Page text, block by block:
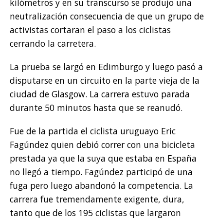
neutralización consecuencia de que un grupo de
activistas cortaran el paso a los ciclistas
cerrando la carretera.
La prueba se largó en Edimburgo y luego pasó a
disputarse en un circuito en la parte vieja de la
ciudad de Glasgow. La carrera estuvo parada
durante 50 minutos hasta que se reanudó.
Fue de la partida el ciclista uruguayo Eric
Fagúndez quien debió correr con una bicicleta
prestada ya que la suya que estaba en España
no llegó a tiempo. Fagúndez participó de una
fuga pero luego abandonó la competencia. La
carrera fue tremendamente exigente, dura,
tanto que de los 195 ciclistas que largaron